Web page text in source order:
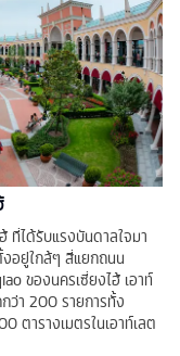
ที่ได้รับแรงบันดาลใจมา
อยู่ใกล้ๆ สี่แยกถนน
ของนครเซี่ยงไฮ้ เอาท์
ว่า 200 รายการทั้ง
ตารางเมตรในเอาท์เลต